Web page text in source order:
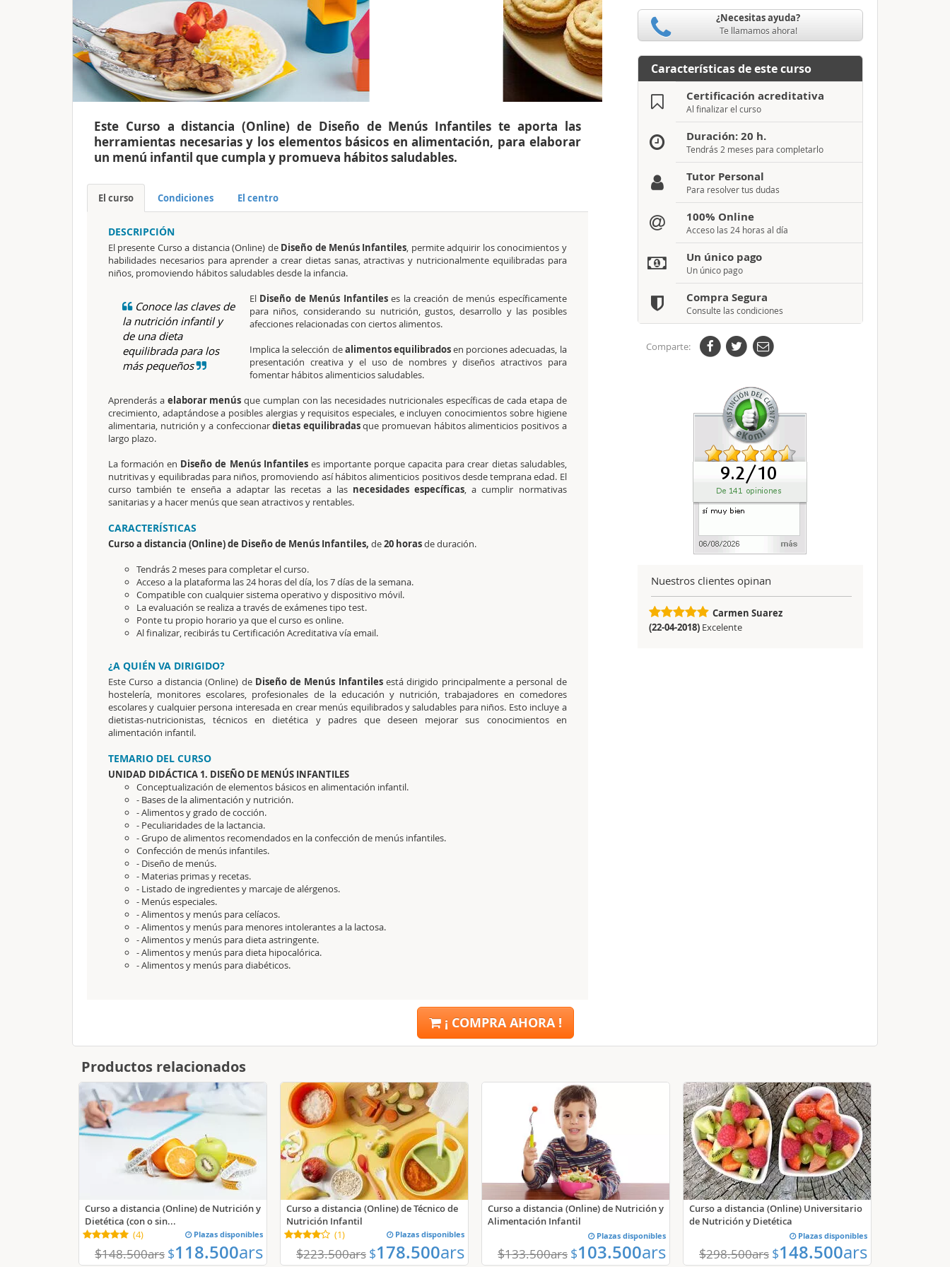
Este Curso a distancia (Online) de Diseño de Menús Infantiles te aporta las
herramientas necesarias y los elementos básicos en alimentación, para elaborar
un menú infantil que cumpla y promueva hábitos saludables.
El curso Condiciones El centro
DESCRIPCIÓN
El presente Curso a distancia (Online) de Diseño de Menús Infantiles, permite adquirir los conocimientos y
habilidades necesarios para aprender a crear dietas sanas, atractivas y nutricionalmente equilibradas para
niños, promoviendo hábitos saludables desde la infancia.
Conoce las claves de
la nutrición infantil y
de una dieta
equilibrada para los
más pequeños
El Diseño de Menús Infantileses la creación de menús específicamente
para niños, considerando su nutrición, gustos, desarrollo y las posibles
afecciones relacionadas con ciertos alimentos.
Implica la selección dealimentos equilibradosen porciones adecuadas, la
presentación creativa y el uso de nombres y diseños atractivos para
fomentar hábitos alimenticios saludables.
Aprenderás a elaborar menús que cumplan con las necesidades nutricionales específicas de cada etapa de
crecimiento, adaptándose a posibles alergias y requisitos especiales, e incluyen conocimientos sobre higiene
alimentaria, nutrición y a confeccionardietas equilibradasque promuevan hábitos alimenticios positivos a
largo plazo.
La formación en Diseño de Menús Infantileses importante porque capacita para crear dietas saludables,
nutritivas y equilibradas para niños, promoviendo así hábitos alimenticios positivos desde temprana edad. El
curso también te enseña a adaptar las recetas a las necesidades específicas, a cumplir normativas
sanitarias y a hacer menús que sean atractivos y rentables.
CARACTERÍSTICAS
Curso a distancia (Online) de Diseño de Menús Infantiles, de20 horasde duración.
Tendrás 2 meses para completar el curso.
Acceso a la plataforma las 24 horas del día, los 7 días de la semana.
Compatible con cualquier sistema operativo y dispositivo móvil.
La evaluación se realiza a través de exámenes tipo test.
Ponte tu propio horario ya que el curso es online.
Al finalizar, recibirás tu Certificación Acreditativavía email.
¿A QUIÉN VA DIRIGIDO?
Este Curso a distancia (Online) de Diseño de Menús Infantilesestá dirigido principalmente a personal de
hostelería, monitores escolares, profesionales de la educación y nutrición, trabajadores en comedores
escolares y cualquier persona interesada en crear menús equilibrados y saludables para niños. Esto incluye a
dietistas-nutricionistas, técnicos en dietética y padres que deseen mejorar sus conocimientos en
alimentación infantil.
TEMARIO DEL CURSO
UNIDAD DIDÁCTICA 1. DISEÑO DE MENÚS INFANTILES
Conceptualización de elementos básicos en alimentación infantil.
- Bases de la alimentación y nutrición.
- Alimentos y grado de cocción.
- Peculiaridades de la lactancia.
- Grupo de alimentos recomendados en la confección de menús infantiles.
Confección de menús infantiles.
- Diseño de menús.
- Materias primas y recetas.
- Listado de ingredientes y marcaje de alérgenos.
- Menús especiales.
- Alimentos y menús para celíacos.
- Alimentos y menús para menores intolerantes a la lactosa.
- Alimentos y menús para dieta astringente.
- Alimentos y menús para dieta hipocalórica.
- Alimentos y menús para diabéticos.
¡ COMPRA AHORA !
¿Necesitas ayuda?
Te llamamos ahora!
Características de este curso
Certificación acreditativa
Al finalizar el curso
Duración: 20 h.
Tendrás 2 meses para completarlo
Tutor Personal
Para resolver tus dudas
100% Online
Acceso las 24 horas al día
Un único pago
Un único pago
Compra Segura
Consulte las condiciones
Comparte:
Nuestros clientes opinan
Carmen Suarez
(22-04-2018) Excelente
Productos relacionados
Curso a distancia (Online) de Nutrición y
Dietética (con o sin...
(4) Plazas disponibles
$148.500ars $118.500ars
Curso a distancia (Online) de Técnico de
Nutrición Infantil
(1) Plazas disponibles
$223.500ars $178.500ars
Curso a distancia (Online) de Nutrición y
Alimentación Infantil
Plazas disponibles
$133.500ars $103.500ars
Curso a distancia (Online) Universitario
de Nutrición y Dietética
Plazas disponibles
$298.500ars $148.500ars